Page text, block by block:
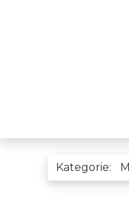
Kategorie: